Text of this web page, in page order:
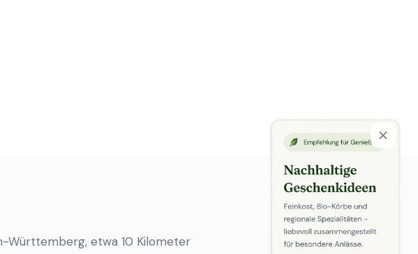
Württemberg, etwa 10 Kilometer